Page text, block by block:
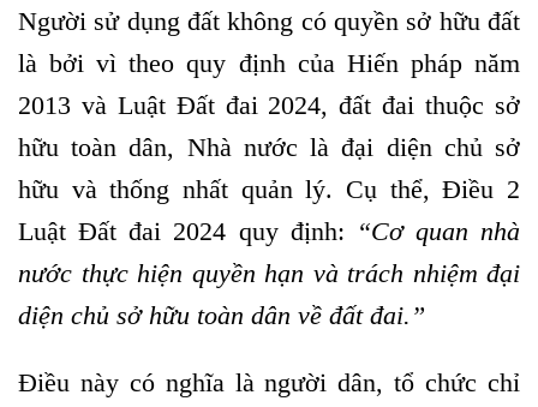
Người sử dụng đất không có quyền sở hữu đất
là bởi vì theo quy định của Hiến pháp năm
2013 và Luật Đất đai 2024, đất đai thuộc sở
hữu toàn dân, Nhà nước là đại diện chủ sở
hữu và thống nhất quản lý. Cụ thể, Điều 2
Luật Đất đai 2024 quy định: “Cơ quan nhà
nước thực hiện quyền hạn và trách nhiệm đại
diện chủ sở hữu toàn dân về đất đai.”
Điều này có nghĩa là người dân, tổ chức chỉ